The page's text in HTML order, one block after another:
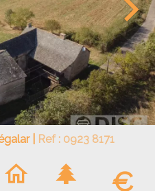
| Ref : 0923 8171
€